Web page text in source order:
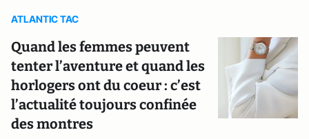
ATLANTIC TAC
Quand les femmes peuvent
tenter l’aventure et quand les
horlogers ont du coeur : c’est
l’actualité toujours confinée
des montres